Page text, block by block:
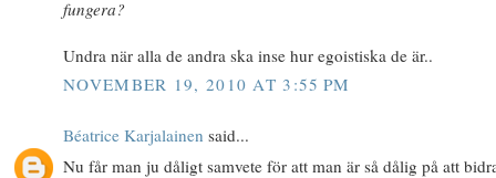
fungera?
Undra när alla de andra ska inse hur egoistiska de är..
NOVEMBER 19, 2010 AT 3:55 PM
Béatrice Karjalainen said...
Nu får man ju dåligt samvete för att man är så dålig på att